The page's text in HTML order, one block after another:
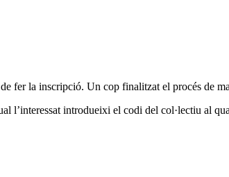
fer la inscripció. Un cop finalitzat el procés de
l’interessat introdueixi el codi del col·lectiu al